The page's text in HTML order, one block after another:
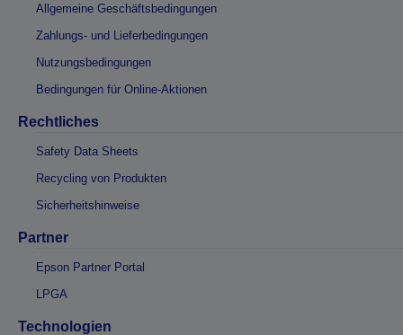
Allgemeine Geschäftsbedingungen
Zahlungs- und Lieferbedingungen
Nutzungsbedingungen
Bedingungen für Online-Aktionen
Rechtliches
Safety Data Sheets
Recycling von Produkten
Sicherheitshinweise
Partner
Epson Partner Portal
LPGA
Technologien